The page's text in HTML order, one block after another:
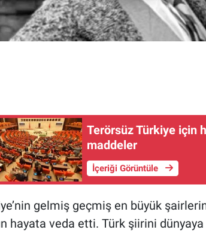
Terörsüz Türkiye için
maddeler
İçeriği Görüntüle
gelmiş geçmiş en büyük
hayata veda etti. Türk şiirini